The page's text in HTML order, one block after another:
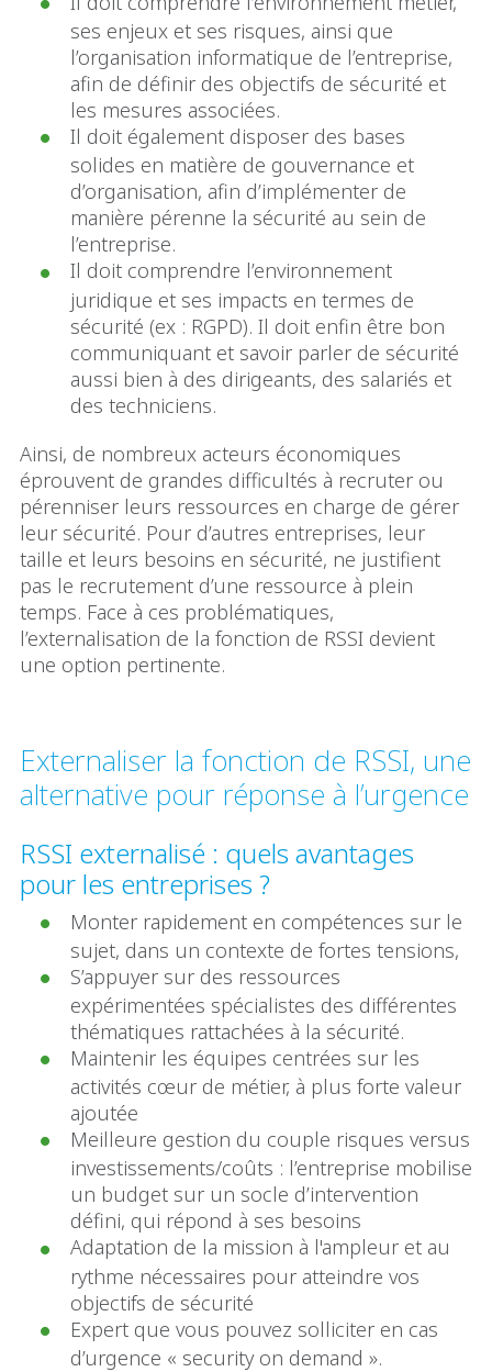
ses enjeux et ses risques, ainsi que
l’organisation informatique de l’entreprise,
afin de définir des objectifs de sécurité et
les mesures associées.
Il doit également disposer des bases
solides en matière de gouvernance et
d’organisation, afin d’implémenter de
manière pérenne la sécurité au sein de
l’entreprise.
Il doit comprendre l’environnement
juridique et ses impacts en termes de
sécurité (ex : RGPD). Il doit enfin être bon
communiquant et savoir parler de sécurité
aussi bien à des dirigeants, des salariés et
des techniciens.
Ainsi, de nombreux acteurs économiques
éprouvent de grandes difficultés à recruter ou
pérenniser leurs ressources en charge de gérer
leur sécurité. Pour d’autres entreprises, leur
taille et leurs besoins en sécurité, ne justifient
pas le recrutement d’une ressource à plein
temps. Face à ces problématiques,
l’externalisation de la fonction de RSSI devient
une option pertinente.
Externaliser la fonction de RSSI, une
alternative pour réponse à l’urgence
RSSI externalisé : quels avantages
pour les entreprises ?
Monter rapidement en compétences sur le
sujet, dans un contexte de fortes tensions,
S’appuyer sur des ressources
expérimentées spécialistes des différentes
thématiques rattachées à la sécurité.
Maintenir les équipes centrées sur les
activités cœur de métier, à plus forte valeur
ajoutée
Meilleure gestion du couple risques versus
investissements/coûts : l’entreprise mobilise
un budget sur un socle d’intervention
défini, qui répond à ses besoins
Adaptation de la mission à l'ampleur et au
rythme nécessaires pour atteindre vos
objectifs de sécurité
Expert que vous pouvez solliciter en cas
d’urgence « security on demand ».